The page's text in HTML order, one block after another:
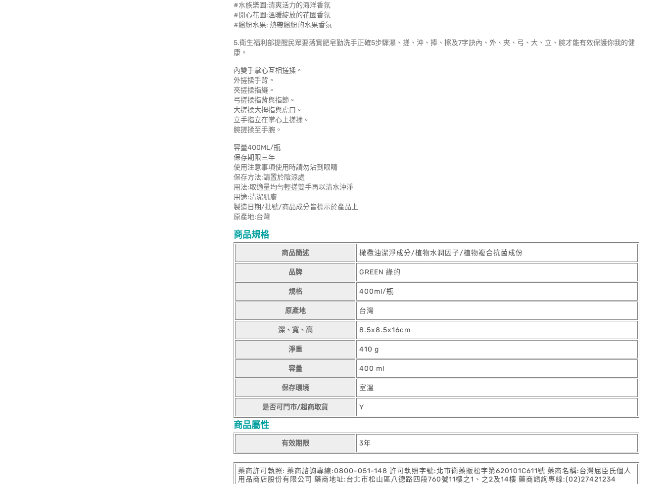
#水族樂園:清爽活力的海洋香氛
#開心花園:溫暖綻放的花園香氛
#繽紛水果: 熱帶繽紛的水果香氛
5.衛生福利部提醒民眾要落實肥皂勤洗手正確5步驟濕、搓、沖、捧、擦及7字訣內、外、夾、弓、大、立、腕才能有效保護你我的健
康。
內雙手掌心互相搓揉。
外搓揉手背。
夾搓揉指縫。
弓搓揉指背與指節。
大搓揉大拇指與虎口。
立手指立在掌心上搓揉。
腕搓揉至手腕。
容量400ML/瓶
保存期限三年
使用注意事項使用時請勿沾到眼睛
保存方法:請置於陰涼處
用法:取適量均勻輕搓雙手再以清水沖淨
用途:清潔肌膚
製造日期/批號/商品成分皆標示於產品上
原產地:台灣
商品規格
商品簡述 橄欖油潔淨成分/植物水潤因子/植物複合抗菌成份
品牌 GREEN 綠的
規格 400ml/瓶
原產地 台灣
深、寬、高 8.5x8.5x16cm
淨重 410 g
容量 400 ml
保存環境 室溫
是否可門市/超商取貨 Y
商品屬性
有效期限 3年
藥商許可執照: 藥商諮詢專線:0800-051-148 許可執照字號:北市衛藥販松字第620101C611號 藥商名稱:台灣屈臣氏個人
用品商店股份有限公司 藥商地址:台北市松山區八德路四段760號11樓之1、之2及14樓 藥商諮詢專線:(02)27421234